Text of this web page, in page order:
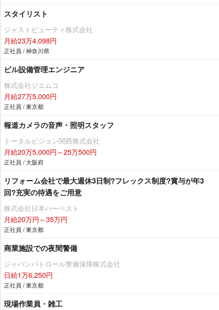
スタイリスト
ジャストビューティ株式会社
月給23万4,098円
正社員 / 神奈川県
ビル設備管理エンジニア
株式会社ジエムコ
月給27万5,000円
正社員 / 東京都
報道カメラの音声・照明スタッフ
トータルビジョン関西株式会社
月給20万5,000円～25万500円
正社員 / 大阪府
リフォーム会社で最大週休3日制?フレックス制度?賞与が年3
回?充実の待遇をご用意
株式会社日本ハーベスト
月給20万円～35万円
正社員 / 東京都
商業施設での夜間警備
ジャパンパトロール警備保障株式会社
日給1万6,250円
正社員 / 東京都
現場作業員・雑工